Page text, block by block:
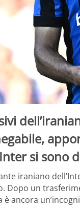
si sono
iraniano
Dopo un
ancora